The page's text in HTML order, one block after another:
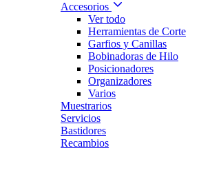
Accesorios
Ver todo
Herramientas de Corte
Garfios y Canillas
Bobinadoras de Hilo
Posicionadores
Organizadores
Varios
Muestrarios
Servicios
Bastidores
Recambios